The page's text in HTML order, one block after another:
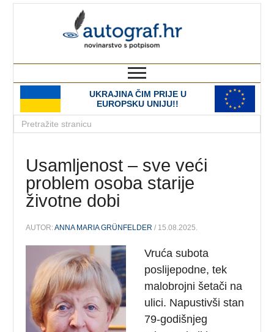
UKRAJINA ČIM PRIJE U
EUROPSKU UNIJU!!
Usamljenost – sve veći
problem osoba starije
životne dobi
AUTOR:ANNA MARIA GRÜNFELDER / 15.08.2025.
Vruća subota
poslijepodne, tek
malobrojni šetači na
ulici. Napustivši stan
79-godišnjeg